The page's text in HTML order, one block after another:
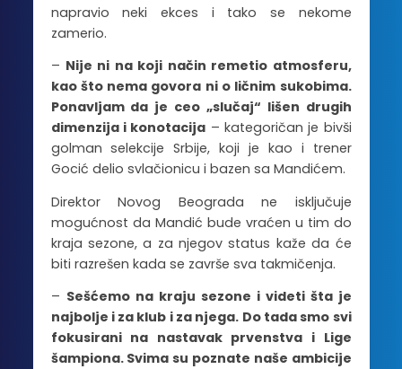
napravio neki ekces i tako se nekome
zamerio.
– Nije ni na koji način remetio atmosferu,
kao što nema govora ni o ličnim sukobima.
Ponavljam da je ceo „slučaj“ lišen drugih
dimenzija i konotacija – kategoričan je bivši
golman selekcije Srbije, koji je kao i trener
Gocić delio svlačionicu i bazen sa Mandićem.
Direktor Novog Beograda ne isključuje
mogućnost da Mandić bude vraćen u tim do
kraja sezone, a za njegov status kaže da će
biti razrešen kada se završe sva takmičenja.
– Sešćemo na kraju sezone i videti šta je
najbolje i za klub i za njega. Do tada smo svi
fokusirani na nastavak prvenstva i Lige
šampiona. Svima su poznate naše ambicije